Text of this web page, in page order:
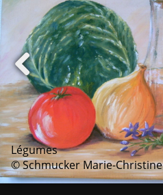
Légumes
© Schmucker Marie-Christine